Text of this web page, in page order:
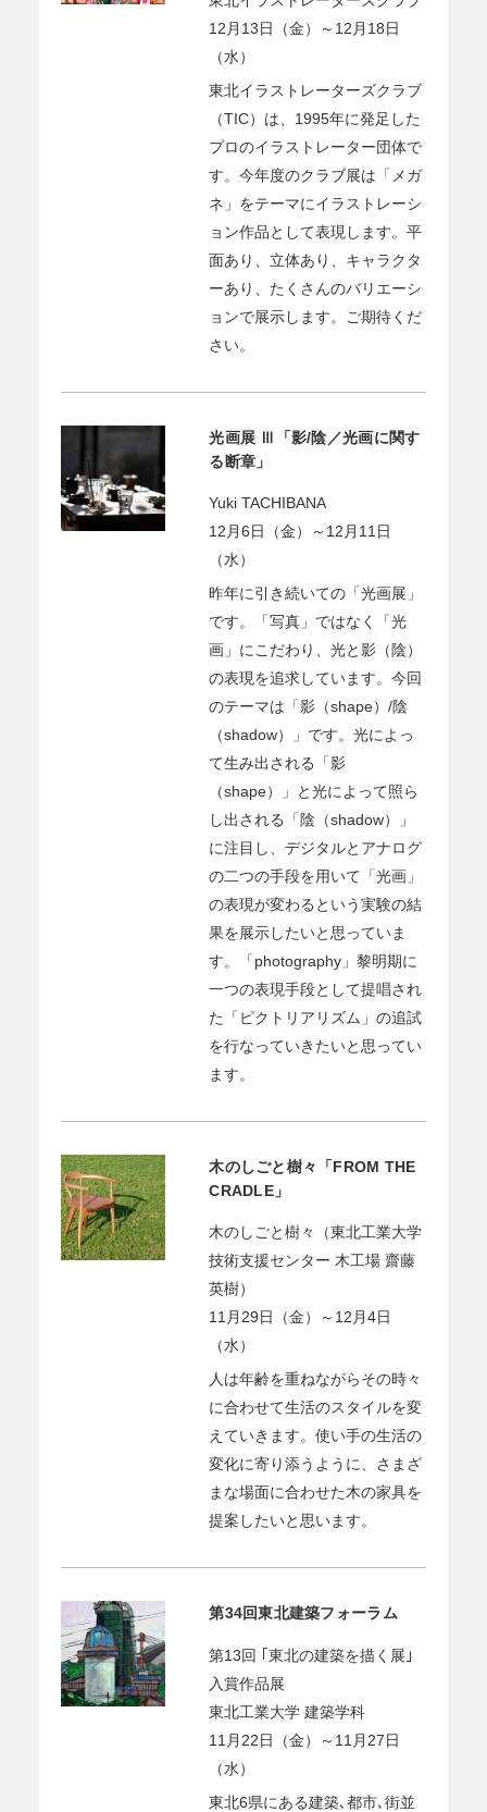
12月13日（金）～12月18日
（水）
東北イラストレーターズクラブ
（TIC）は、1995年に発足した
プロのイラストレーター団体で
す。今年度のクラブ展は「メガ
ネ」をテーマにイラストレーシ
ョン作品として表現します。平
面あり、立体あり、キャラクタ
ーあり、たくさんのバリエーシ
ョンで展示します。ご期待くだ
さい。
光画展 Ⅲ「影/陰／光画に関す
る断章」
Yuki TACHIBANA
12月6日（金）～12月11日
（水）
昨年に引き続いての「光画展」
です。「写真」ではなく「光
画」にこだわり、光と影（陰）
の表現を追求しています。今回
のテーマは「影（shape）/陰
（shadow）」です。光によっ
て生み出される「影
（shape）」と光によって照ら
し出される「陰（shadow）」
に注目し、デジタルとアナログ
の二つの手段を用いて「光画」
の表現が変わるという実験の結
果を展示したいと思っていま
す。「photography」黎明期に
一つの表現手段として提唱され
た「ピクトリアリズム」の追試
を行なっていきたいと思ってい
ます。
木のしごと樹々「FROM THE
CRADLE」
木のしごと樹々（東北工業大学
技術支援センター 木工場 齋藤
英樹）
11月29日（金）～12月4日
（水）
人は年齢を重ねながらその時々
に合わせて生活のスタイルを変
えていきます。使い手の生活の
変化に寄り添うように、さまざ
まな場面に合わせた木の家具を
提案したいと思います。
第34回東北建築フォーラム
第13回 ｢東北の建築を描く展｣
入賞作品展
東北工業大学 建築学科
11月22日（金）～11月27日
（水）
東北6県にある建築､都市､街並